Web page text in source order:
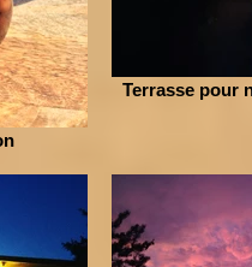
Terrasse pour